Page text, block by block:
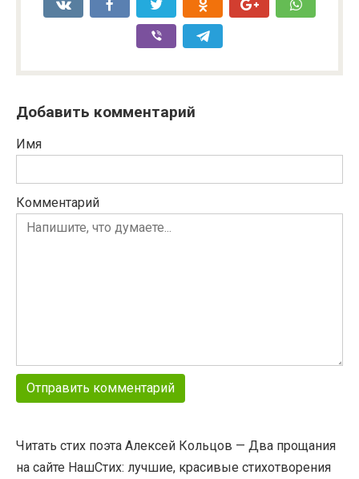
Добавить комментарий
Имя
Комментарий
Читать стих поэта Алексей Кольцов — Два прощания
на сайте НашСтих: лучшие, красивые стихотворения